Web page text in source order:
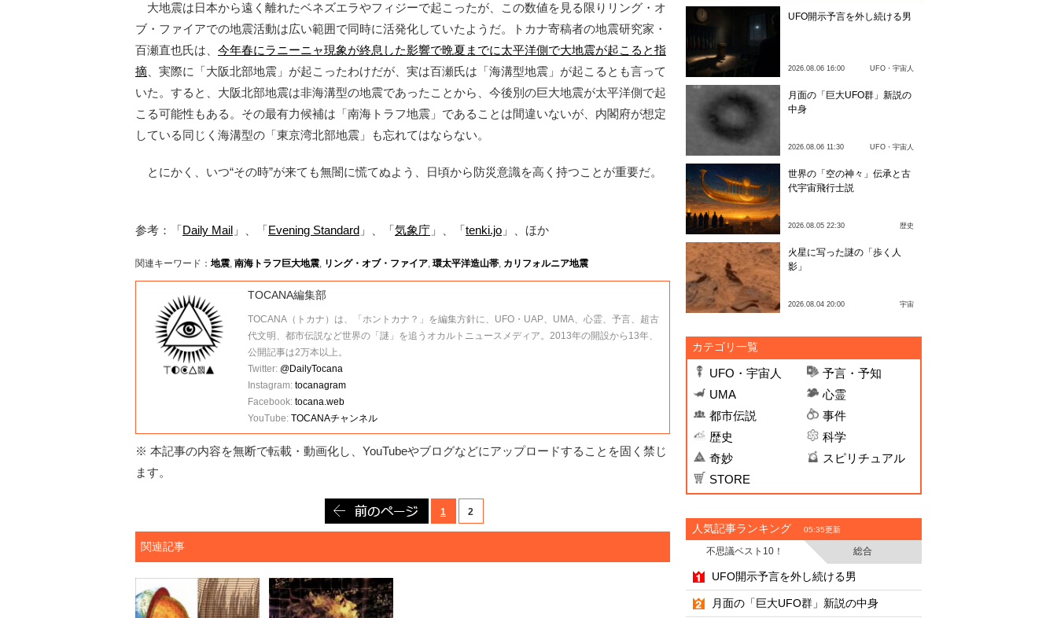
大地震は日本から遠く離れたベネズエラやフィジーで起こったが、この数値を見る限りリング・オ
ブ・ファイアでの地震活動は広い範囲で同時に活発化していたようだ。トカナ寄稿者の地震研究家・
百瀬直也氏は、 今年春にラニーニャ現象が終息した影響で晩夏までに太平洋側で大地震が起こると指
摘 、実際に「大阪北部地震」が起こったわけだが、実は百瀬氏は「海溝型地震」が起こるとも言って
いた。すると、大阪北部地震は非海溝型の地震であったことから、今後別の巨大地震が太平洋側で起
こる可能性もある。その最有力候補は「南海トラフ地震」であることは間違いないが、内閣府が想定
している同じく海溝型の「東京湾北部地震」も忘れてはならない。
とにかく、いつ“その時”が来ても無闇に慌てぬよう、日頃から防災意識を高く持つことが重要だ。
参考：「Daily Mail 」、「Evening Standard 」、「気象庁 」、「tenki.jo 」、ほか
関連キーワード： 地震, 南海トラフ巨大地震, リング・オブ・ファイア, 環太平洋造山帯, カリフォルニア地震
TOCANA編集部
TOCANA（トカナ）は、「ホントカナ？」を編集方針に、UFO・UAP、UMA、心霊、予言、超古
代文明、都市伝説など世界の「謎」を追うオカルトニュースメディア。2013年の開設から13年、
公開記事は2万本以上。
Twitter: @DailyTocana
Instagram:tocanagram
Facebook:tocana.web
YouTube:TOCANAチャンネル
※ 本記事の内容を無断で転載・動画化し、YouTubeやブログなどにアップロードすることを固く禁じ
ます。
前のページ
1
2
関連記事
UFO開示予言を外し続ける男
2026.08.06 16:00 UFO・宇宙人
月面の「巨大UFO群」新説の
中身
2026.08.06 11:30 UFO・宇宙人
世界の「空の神々」伝承と古
代宇宙飛行士説
2026.08.05 22:30 歴史
火星に写った謎の「歩く人
影」
2026.08.04 20:00 宇宙
カテゴリ一覧
UFO・宇宙人
予言・予知
UMA
心霊
都市伝説
事件
歴史
科学
奇妙
スピリチュアル
STORE
人気記事ランキング 05:35更新
不思議ベスト10！
総合
・
UFO開示予言を外し続ける男
・
月面の「巨大UFO群」新説の中身